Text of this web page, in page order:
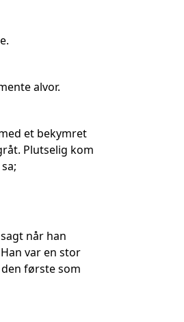
alvor.
et bekymret
Plutselig kom
når han
var en stor
første som